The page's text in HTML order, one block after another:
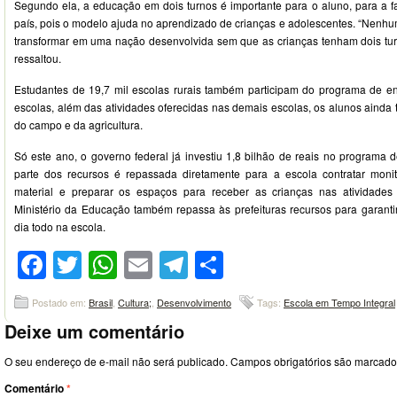
Segundo ela, a educação em dois turnos é importante para o aluno, para a
país, pois o modelo ajuda no aprendizado de crianças e adolescentes.
transformar em uma nação desenvolvida sem que as crianças tenham dois
ressaltou.
Estudantes de 19,7 mil escolas rurais também participam do programa de
escolas, além das atividades oferecidas nas demais escolas, os alunos
do campo e da agricultura.
Só este ano, o governo federal já investiu 1,8 bilhão de reais no programa
parte dos recursos é repassada diretamente para a escola contratar
material e preparar os espaços para receber as crianças nas
Ministério da Educação também repassa às prefeituras recursos para
dia todo na escola.
Facebook
Twitter
WhatsApp
EmailTelegram
Postado em: Brasil Cultura; Desenvolvimento Tags: Escola em Tempo Integral
Deixe um comentário
O seu endereço de e-mail não será publicado. Campos obrigatórios são
Comentário*